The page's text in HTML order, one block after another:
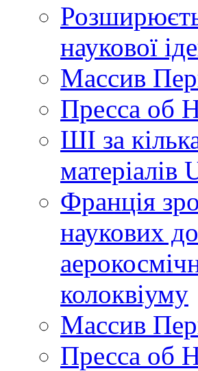
наукової
Массив
Пресса об
ШІ за
матеріалів
Франція
наукових
колоквіуму
Массив
Пресса об